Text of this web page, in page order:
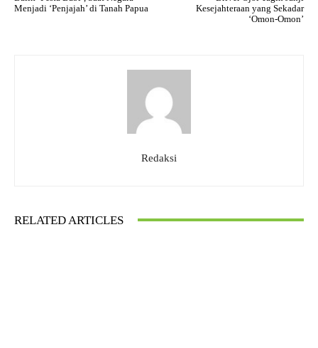
Menjadi ‘Penjajah’ di Tanah Papua
Kesejahteraan yang Sekadar
‘Omon-Omon’
Redaksi
RELATED ARTICLES